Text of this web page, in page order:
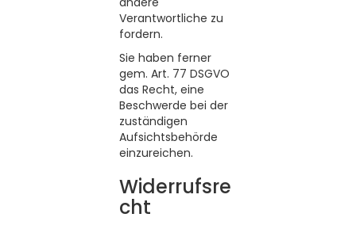
Verantwortliche zu
fordern.
Sie haben ferner
gem. Art. 77 DSGVO
das Recht, eine
Beschwerde bei der
zuständigen
Aufsichtsbehörde
einzureichen.
Widerrufsre
cht